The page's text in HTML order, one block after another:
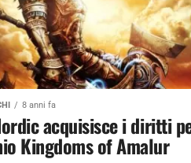
8 anni fa
acquisisce i diritti
Kingdoms of Amalur